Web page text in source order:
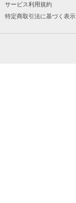
サービス利用規約
特定商取引法に基づく表示